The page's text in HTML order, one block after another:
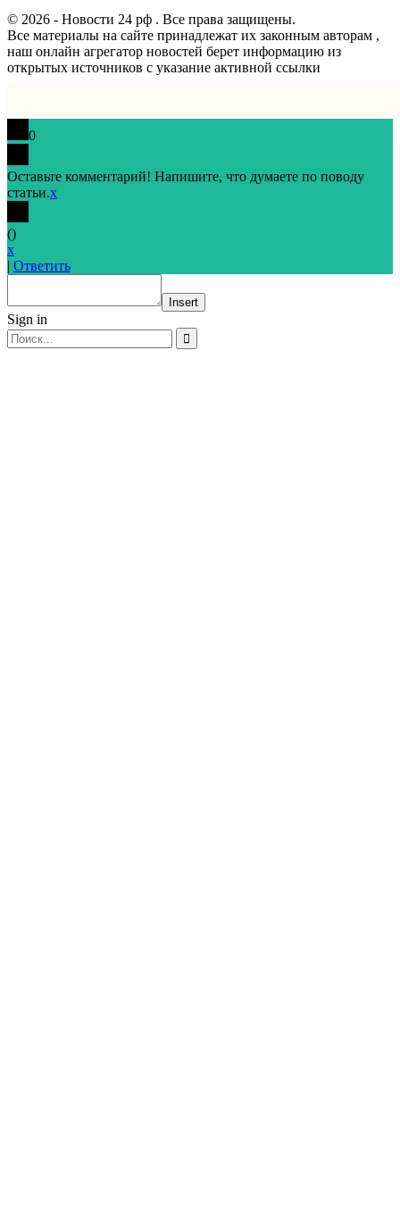
© 2026 - Новости 24 рф . Все права защищены.
Все материалы на сайте принадлежат их законным авторам ,
наш онлайн агрегатор новостей берет информацию из
открытых источников с указание активной ссылки
0
Оставьте комментарий! Напишите, что думаете по поводу
статьи.x
()
x
| Ответить
Insert
Sign in